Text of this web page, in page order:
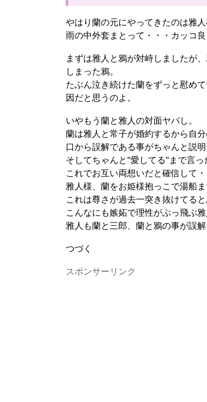
やはり蘭の元にやってきたのは雅
雨の中外套まとって・・・カッコ良
まずは雅人と鴉が対峙しましたが
しまった鴉。
たぶん泣き続けた蘭をずっと慰め
因だと思うのよ。
いやもう蘭と雅人の対面ヤバし。
蘭は雅人と常子が婚約するから自
口から誤解である事がちゃんと説
そしてちゃんと"愛してる"まで言っ
これでお互い両想いだと確信して
雅人様、蘭をお姫様抱っこで湯船
これは尊さが過去一突き抜けてる
こんなにも嫉妬で理性がぶっ飛ぶ
雅人も蘭と三郎、蘭と鴉の事が誤
つづく
スポンサーリンク